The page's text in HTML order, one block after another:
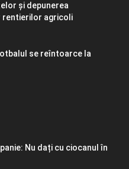
și depunerea
rentierilor agricoli
se reîntoarce la
Nu dați cu ciocanul în